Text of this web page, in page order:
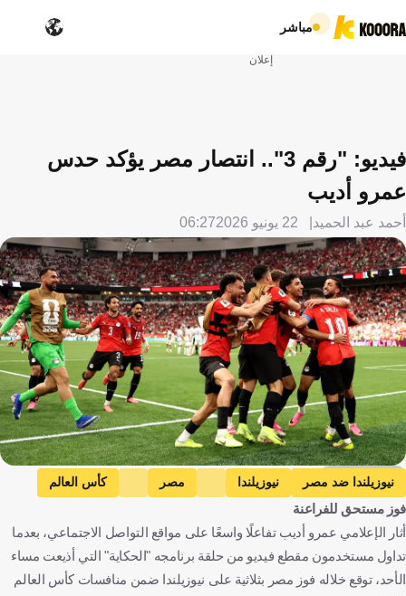
مباشر
إعلان
فيديو: "رقم 3".. انتصار مصر يؤكد حدس
عمرو أديب
أحمد عبد الحميد 22 يونيو 2026 06:27
Getty Images
نيوزيلندا ضد مصر نيوزيلندا مصر
كأس العالم
مصر ضد إيران
الولايات المتحدة
كرة قدم
فوز مستحق للفراعنة
أثار الإعلامي عمرو أديب تفاعلًا واسعًا على مواقع التواصل الاجتماعي، بعدما
تداول مستخدمون مقطع فيديو من حلقة برنامجه "الحكاية" التي أذيعت مساء
الأحد، توقع خلاله فوز مصر بثلاثية على نيوزيلندا ضمن منافسات كأس العالم